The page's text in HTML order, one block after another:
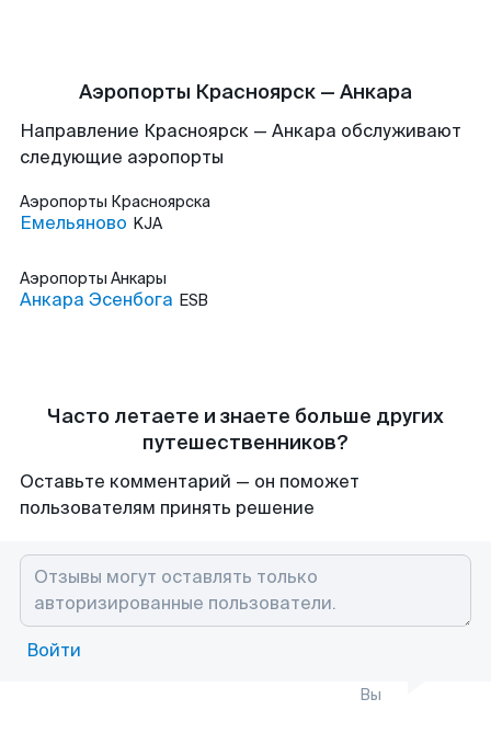
Аэропорты Красноярск — Анкара
Направление Красноярск — Анкара обслуживают
следующие аэропорты
Аэропорты Красноярска
Емельяново KJA
Аэропорты Анкары
Анкара Эсенбога ESB
Часто летаете и знаете больше других
путешественников?
Оставьте комментарий — он поможет
пользователям принять решение
Войти
Вы